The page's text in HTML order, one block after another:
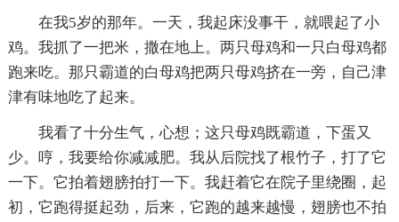
在我5岁的那年。一天，我起床没事干，就喂起了小
鸡。我抓了一把米，撒在地上。两只母鸡和一只白母鸡都
跑来吃。那只霸道的白母鸡把两只母鸡挤在一旁，自己津
津有味地吃了起来。
我看了十分生气，心想；这只母鸡既霸道，下蛋又
少。哼，我要给你减减肥。我从后院找了根竹子，打了它
一下。它拍着翅膀拍打一下。我赶着它在院子里绕圈，起
初，它跑得挺起劲，后来，它跑的越来越慢，翅膀也不拍